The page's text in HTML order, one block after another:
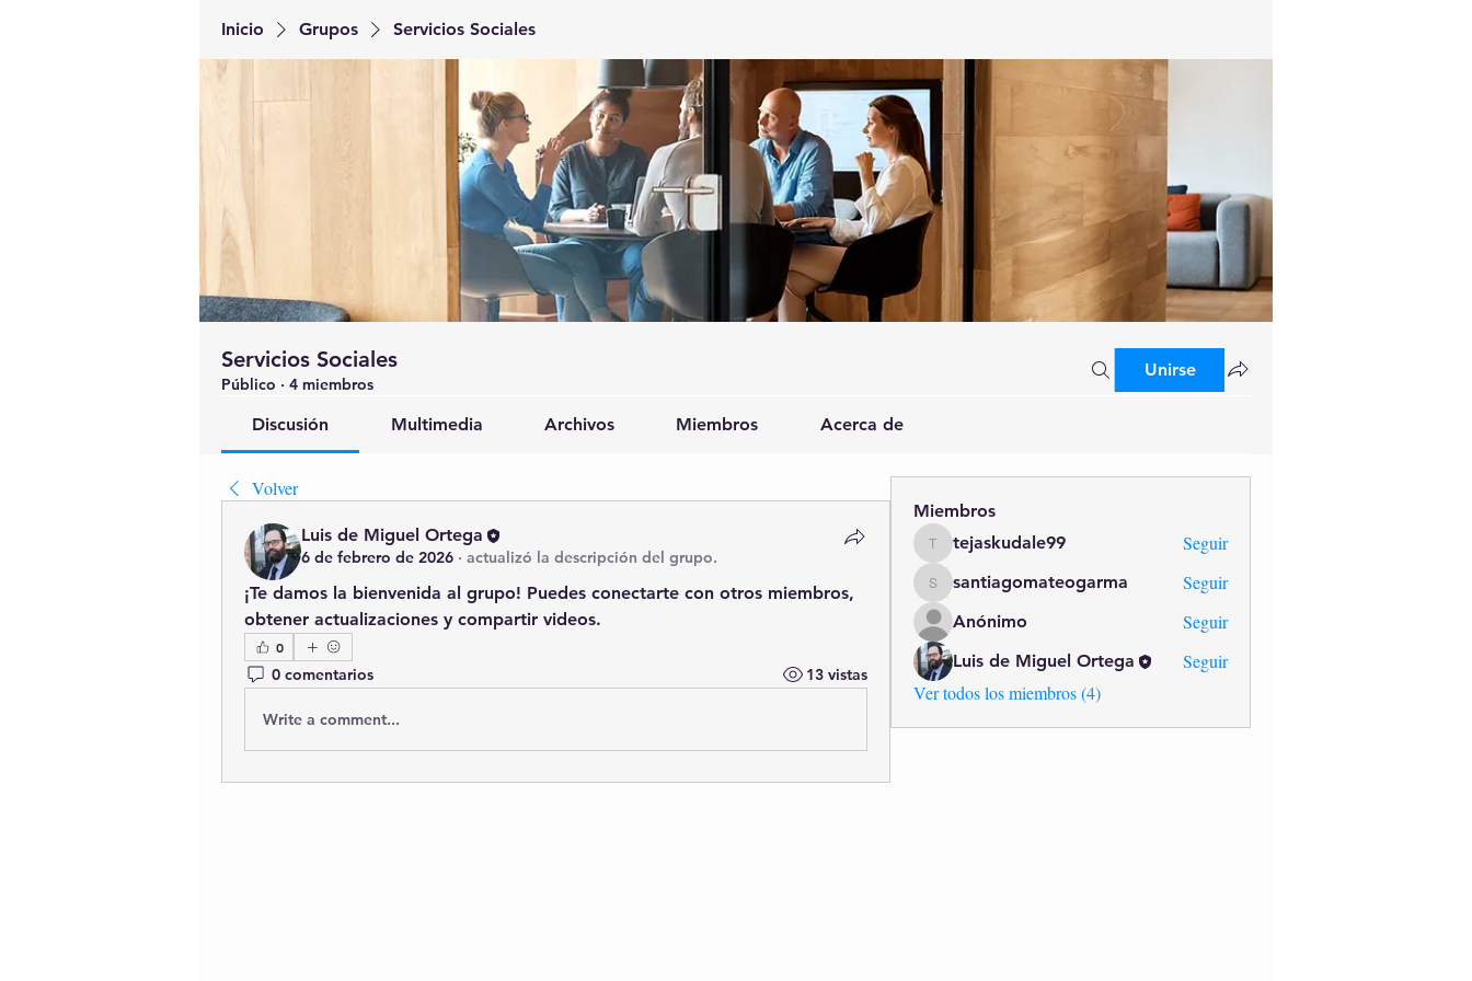
Inicio Grupos Servicios Sociales
Servicios Sociales
Público · 4 miembros
Unirse
Discusión Multimedia Archivos Miembros Acerca de
Volver
Luis de Miguel Ortega
6 de febrero de 2026 · actualizó la descripción del grupo.
¡Te damos la bienvenida al grupo! Puedes conectarte con otros miembros,
obtener actualizaciones y compartir videos.
0
0 comentarios 13 vistas
Write a comment...
Miembros
tejaskudale99
tejaskudale99 Seguir
santiagomateogarma
santiagomateogarma Seguir
Anónimo Seguir
Luis de Miguel Ortega
Seguir
Ver todos los miembros (4)